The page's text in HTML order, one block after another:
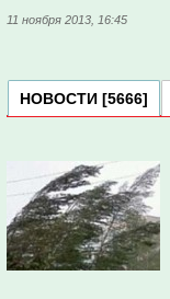
11 ноября 2013, 16:45
НОВОСТИ [5666]